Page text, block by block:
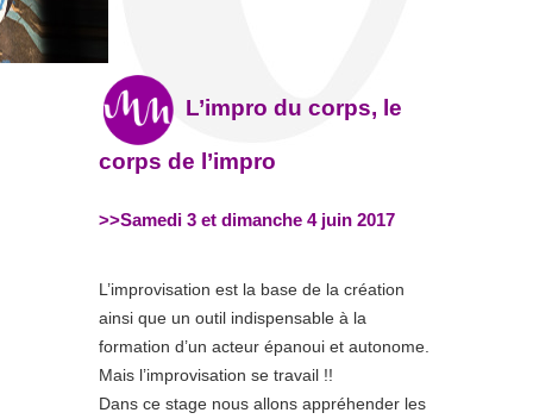
L’impro du corps, le
corps de l’impro
>>Samedi 3 et dimanche 4 juin 2017
L’improvisation est la base de la création
ainsi que un outil indispensable à la
formation d’un acteur épanoui et autonome.
Mais l’improvisation se travail !!
Dans ce stage nous allons appréhender les